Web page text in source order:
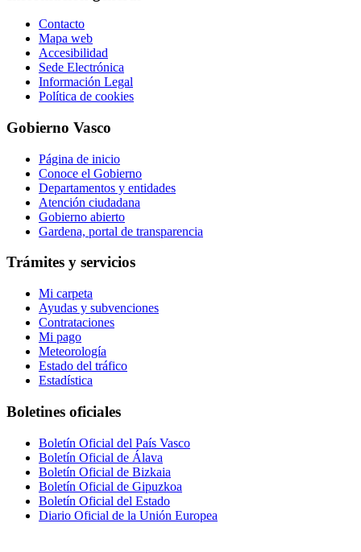
Contacto
Mapa web
Accesibilidad
Sede Electrónica
Información Legal
Política de cookies
Gobierno Vasco
Página de inicio
Conoce el Gobierno
Departamentos y entidades
Atención ciudadana
Gobierno abierto
Gardena, portal de transparencia
Trámites y servicios
Mi carpeta
Ayudas y subvenciones
Contrataciones
Mi pago
Meteorología
Estado del tráfico
Estadística
Boletines oficiales
Boletín Oficial del País Vasco
Boletín Oficial de Álava
Boletín Oficial de Bizkaia
Boletín Oficial de Gipuzkoa
Boletín Oficial del Estado
Diario Oficial de la Unión Europea